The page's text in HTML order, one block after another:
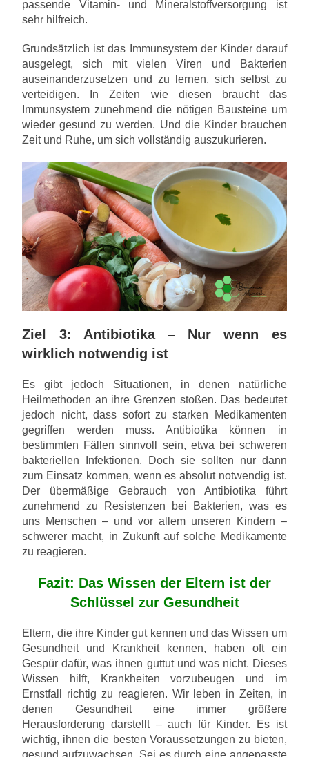
passende Vitamin- und Mineralstoffversorgung ist
sehr hilfreich.
Grundsätzlich ist das Immunsystem der Kinder darauf
ausgelegt, sich mit vielen Viren und Bakterien
auseinanderzusetzen und zu lernen, sich selbst zu
verteidigen. In Zeiten wie diesen braucht das
Immunsystem zunehmend die nötigen Bausteine um
wieder gesund zu werden. Und die Kinder brauchen
Zeit und Ruhe, um sich vollständig auszukurieren.
Ziel 3: Antibiotika – Nur wenn es
wirklich notwendig ist
Es gibt jedoch Situationen, in denen natürliche
Heilmethoden an ihre Grenzen stoßen. Das bedeutet
jedoch nicht, dass sofort zu starken Medikamenten
gegriffen werden muss. Antibiotika können in
bestimmten Fällen sinnvoll sein, etwa bei schweren
bakteriellen Infektionen. Doch sie sollten nur dann
zum Einsatz kommen, wenn es absolut notwendig ist.
Der übermäßige Gebrauch von Antibiotika führt
zunehmend zu Resistenzen bei Bakterien, was es
uns Menschen – und vor allem unseren Kindern –
schwerer macht, in Zukunft auf solche Medikamente
zu reagieren.
Fazit: Das Wissen der Eltern ist der
Schlüssel zur Gesundheit
Eltern, die ihre Kinder gut kennen und das Wissen um
Gesundheit und Krankheit kennen, haben oft ein
Gespür dafür, was ihnen guttut und was nicht. Dieses
Wissen hilft, Krankheiten vorzubeugen und im
Ernstfall richtig zu reagieren. Wir leben in Zeiten, in
denen Gesundheit eine immer größere
Herausforderung darstellt – auch für Kinder. Es ist
wichtig, ihnen die besten Voraussetzungen zu bieten,
gesund aufzuwachsen. Sei es durch eine angepasste